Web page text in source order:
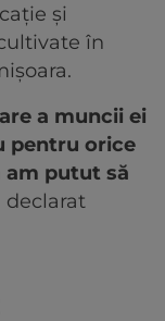
și
în
a muncii ei
pentru orice
am putut să
declarat